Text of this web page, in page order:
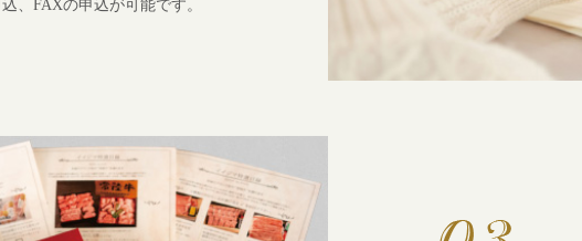
、FAXの申込が可能です。